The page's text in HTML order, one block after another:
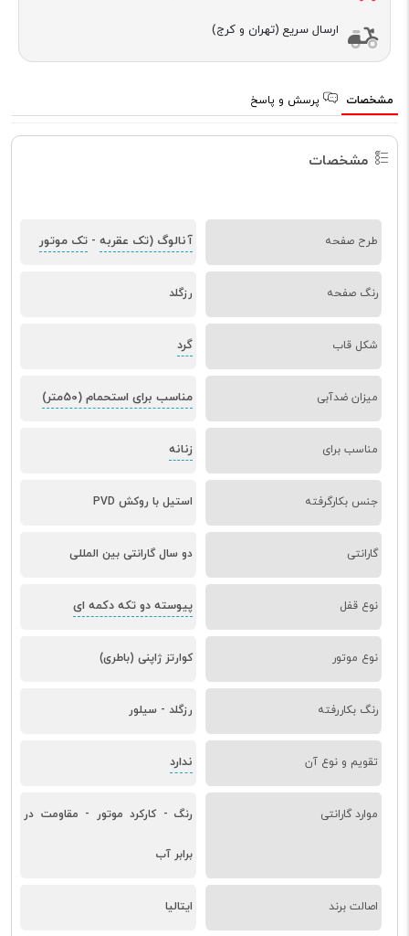
ارسال سریع (تهران و کرج)
مشخصات پرسش و پاسخ
مشخصات
طرح صفحه آنالوگ (تک عقربه - تک موتور
رنگ صفحه رزگلد
شکل قاب گرد
میزان ضدآبی مناسب برای استحمام (50متر)
مناسب برای زنانه
جنس بکارگرفته استیل با روکش PVD
گارانتی دو سال گارانتی بین المللی
نوع قفل پیوسته دو تکه دکمه ای
نوع موتور کوارتز ژاپنی (باطری)
رنگ بکاررفته رزگلد - سیلور
تقویم و نوع آن ندارد
موارد گارانتی رنگ - کارکرد موتور - مقاومت در
برابر آب
اصالت برند ایتالیا